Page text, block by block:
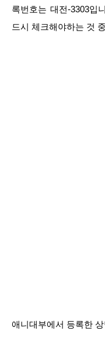
록번호는 대전-3303입
드시 체크해야하는 것
애니대부에서 등록한